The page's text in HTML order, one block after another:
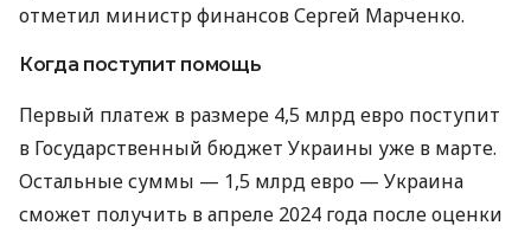
отметил министр финансов Сергей Марченко.
Когда поступит помощь
Первый платеж в размере 4,5 млрд евро поступит
в Государственный бюджет Украины уже в марте.
Остальные суммы — 1,5 млрд евро — Украина
сможет получить в апреле 2024 года после оценки